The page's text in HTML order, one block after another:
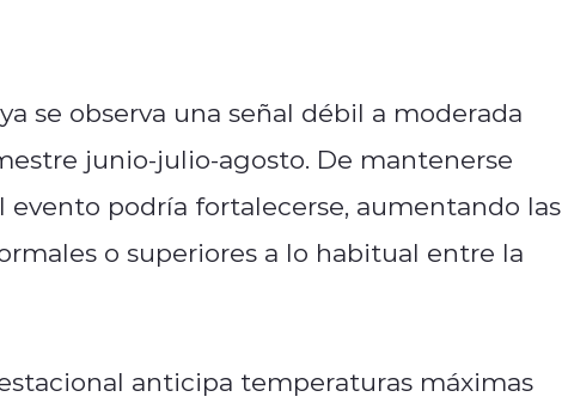
se observa una señal débil a moderada
junio-julio-agosto. De mantenerse
podría fortalecerse, aumentando las
o superiores a lo habitual entre la
anticipa temperaturas máximas